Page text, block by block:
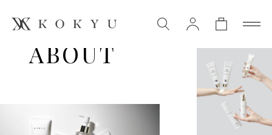
ABOUT